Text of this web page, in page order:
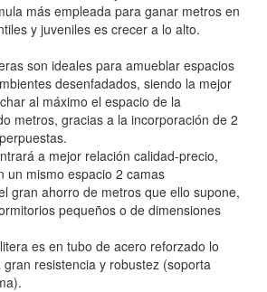
más empleada para ganar metros en
y juveniles es crecer a lo alto.
son ideales para amueblar espacios
desenfadados, siendo la mejor
al máximo el espacio de la
metros, gracias a la incorporación de 2
a mejor relación calidad-precio,
un mismo espacio 2 camas
gran ahorro de metros que ello supone,
pequeños o de dimensiones
es en tubo de acero reforzado lo
resistencia y robustez (soporta